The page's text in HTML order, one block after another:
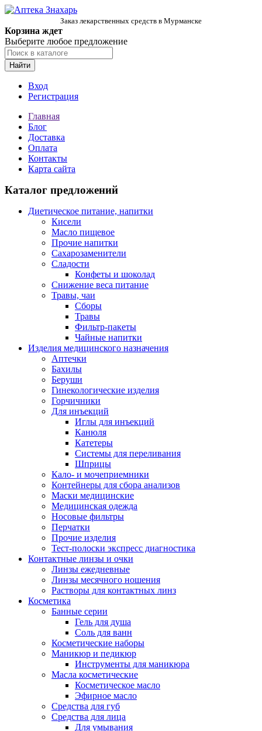
Заказ лекарственных средств в Мурманске
Корзина ждет
Выберите любое предложение
Найти
Вход
Регистрация
Главная
Блог
Доставка
Оплата
Контакты
Карта сайта
Каталог предложений
Диетическое питание, напитки
Кисели
Масло пищевое
Прочие напитки
Сахарозаменители
Сладости
Конфеты и шоколад
Снижение веса питание
Травы, чаи
Сборы
Травы
Фильтр-пакеты
Чайные напитки
Изделия медицинского назначения
Аптечки
Бахилы
Беруши
Гинекологические изделия
Горчичники
Для инъекций
Иглы для инъекций
Канюля
Катетеры
Системы для переливания
Шприцы
Кало- и мочеприемники
Контейнеры для сбора анализов
Маски медицинские
Медицинская одежда
Носовые фильтры
Перчатки
Прочие изделия
Тест-полоски экспресс диагностика
Контактные линзы и очки
Линзы ежедневные
Линзы месячного ношения
Растворы для контактных линз
Косметика
Банные серии
Гель для душа
Соль для ванн
Косметические наборы
Маникюр и педикюр
Инструменты для маникюра
Масла косметические
Косметическое масло
Эфирное масло
Средства для губ
Средства для лица
Для умывания